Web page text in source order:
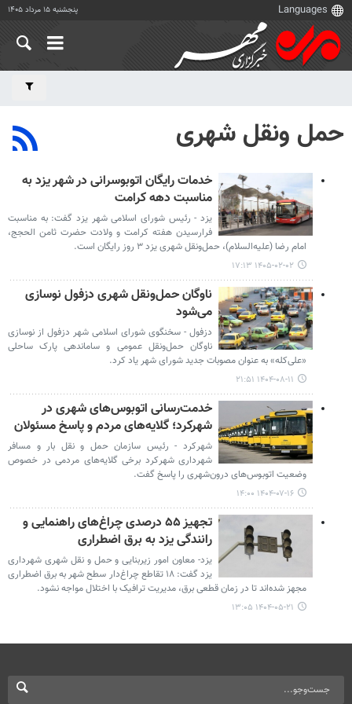
پنجشنبه ۱۵ مرداد ۱۴۰۵
حمل ونقل شهری
خدمات رایگان اتوبوسرانی در شهر یزد به
مناسبت دهه کرامت
یزد - رئیس شورای اسلامی شهر یزد گفت: به مناسبت
فرارسیدن هفته کرامت و ولادت حضرت ثامن الحجج،
امام رضا (علیه‌السلام)، حمل‌ونقل شهری یزد ۳ روز رایگان است.
۱۴۰۵-۰۲-۰۲ ۱۷:۱۳
ناوگان حمل‌ونقل شهری دزفول نوسازی
می‌شود
دزفول - سخنگوی شورای اسلامی شهر دزفول از نوسازی
ناوگان حمل‌ونقل عمومی و ساماندهی پارک ساحلی
«علی‌کله» به عنوان مصوبات جدید شورای شهر یاد کرد.
۱۴۰۴-۰۸-۱۱ ۲۱:۵۱
خدمت‌رسانی اتوبوس‌های شهری در
شهرکرد؛ گلایه‌های مردم و پاسخ مسئولان
شهرکرد - رئیس سازمان حمل و نقل بار و مسافر
شهرداری شهرکرد برخی گلایه‌های مردمی در خصوص
وضعیت اتوبوس‌های درون‌شهری را پاسخ گفت.
۱۴۰۴-۰۷-۱۶ ۱۴:۰۰
تجهیز ۵۵ درصدی چراغ‌های راهنمایی و
رانندگی یزد به برق اضطراری
یزد- معاون امور زیربنایی و حمل و نقل شهری شهرداری
یزد گفت: ۱۸ تقاطع چراغ‌دار سطح شهر به برق اضطراری
مجهز شده‌اند تا در زمان قطعی برق، مدیریت ترافیک با اختلال مواجه نشود.
۱۴۰۴-۰۵-۲۱ ۱۳:۰۵